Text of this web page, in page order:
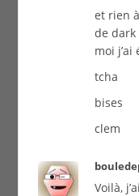
et rien
de dark
moi
tcha
bises
clem
Voilà,